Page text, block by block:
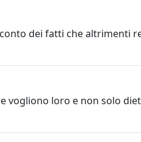
dei fatti che altrimenti
vogliono loro e non solo